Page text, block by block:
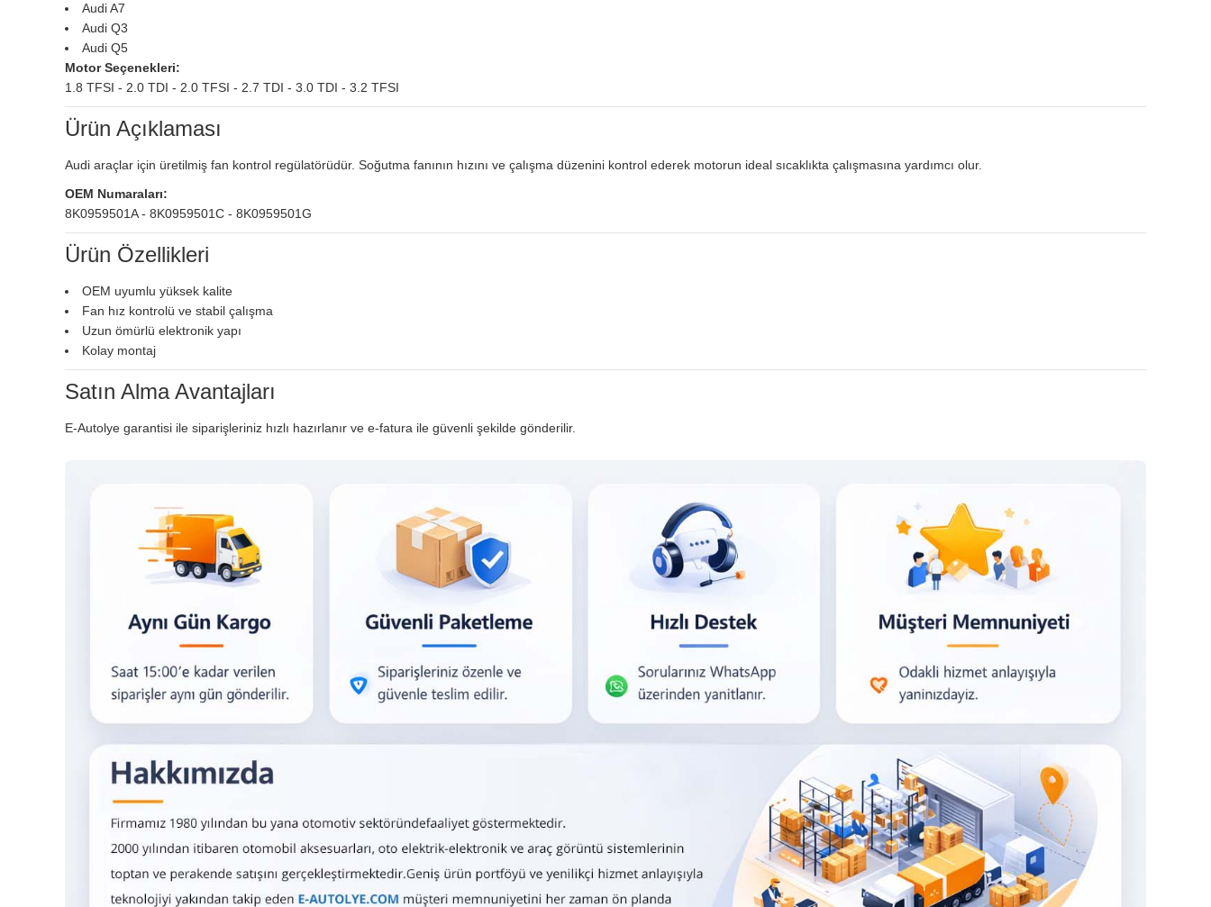
Audi A7
Audi Q3
Audi Q5
Motor Seçenekleri:
1.8 TFSI - 2.0 TDI - 2.0 TFSI - 2.7 TDI - 3.0 TDI - 3.2 TFSI
Ürün Açıklaması
Audi araçlar için üretilmiş fan kontrol regülatörüdür. Soğutma fanının hızını ve çalışma düzenini kontrol ederek motorun ideal sıcaklıkta çalışmasına yardımcı olur.
OEM Numaraları:
8K0959501A - 8K0959501C - 8K0959501G
Ürün Özellikleri
OEM uyumlu yüksek kalite
Fan hız kontrolü ve stabil çalışma
Uzun ömürlü elektronik yapı
Kolay montaj
Satın Alma Avantajları
E-Autolye garantisi ile siparişleriniz hızlı hazırlanır ve e-fatura ile güvenli şekilde gönderilir.